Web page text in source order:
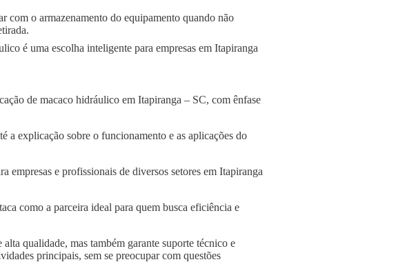
com o armazenamento do equipamento quando não
é uma escolha inteligente para empresas em Itapiranga
de macaco hidráulico em Itapiranga – SC, com ênfase
a explicação sobre o funcionamento e as aplicações do
empresas e profissionais de diversos setores em Itapiranga
como a parceira ideal para quem busca eficiência e
qualidade, mas também garante suporte técnico e
principais, sem se preocupar com questões